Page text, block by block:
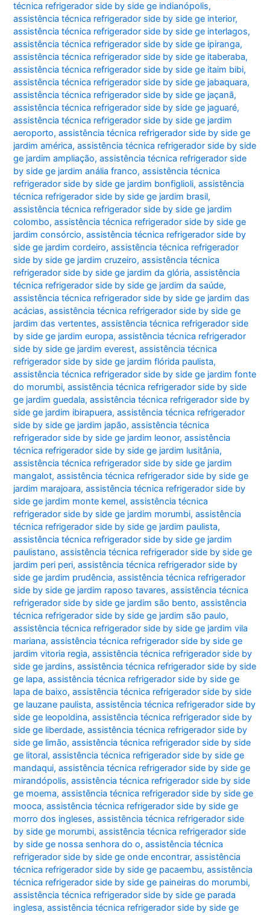
técnica refrigerador side by side ge indianópolis,
assistência técnica refrigerador side by side ge interior,
assistência técnica refrigerador side by side ge interlagos,
assistência técnica refrigerador side by side ge ipiranga,
assistência técnica refrigerador side by side ge itaberaba,
assistência técnica refrigerador side by side ge itaim bibi,
assistência técnica refrigerador side by side ge jabaquara,
assistência técnica refrigerador side by side ge jaçanã,
assistência técnica refrigerador side by side ge jaguaré,
assistência técnica refrigerador side by side ge jardim
aeroporto,assistência técnica refrigerador side by side ge
jardim américa,assistência técnica refrigerador side by side
ge jardim ampliação,assistência técnica refrigerador side
by side ge jardim anália franco,assistência técnica
refrigerador side by side ge jardim bonfiglioli,assistência
técnica refrigerador side by side ge jardim brasil,
assistência técnica refrigerador side by side ge jardim
colombo,assistência técnica refrigerador side by side ge
jardim consórcio,assistência técnica refrigerador side by
side ge jardim cordeiro,assistência técnica refrigerador
side by side ge jardim cruzeiro,assistência técnica
refrigerador side by side ge jardim da glória,assistência
técnica refrigerador side by side ge jardim da saúde,
assistência técnica refrigerador side by side ge jardim das
acácias,assistência técnica refrigerador side by side ge
jardim das vertentes,assistência técnica refrigerador side
by side ge jardim europa,assistência técnica refrigerador
side by side ge jardim everest,assistência técnica
refrigerador side by side ge jardim flórida paulista,
assistência técnica refrigerador side by side ge jardim fonte
do morumbi,assistência técnica refrigerador side by side
ge jardim guedala,assistência técnica refrigerador side by
side ge jardim ibirapuera,assistência técnica refrigerador
side by side ge jardim japão,assistência técnica
refrigerador side by side ge jardim leonor,assistência
técnica refrigerador side by side ge jardim lusitânia,
assistência técnica refrigerador side by side ge jardim
mangalot,assistência técnica refrigerador side by side ge
jardim marajoara,assistência técnica refrigerador side by
side ge jardim monte kemel,assistência técnica
refrigerador side by side ge jardim morumbi,assistência
técnica refrigerador side by side ge jardim paulista,
assistência técnica refrigerador side by side ge jardim
paulistano,assistência técnica refrigerador side by side ge
jardim peri peri,assistência técnica refrigerador side by
side ge jardim prudência,assistência técnica refrigerador
side by side ge jardim raposo tavares,assistência técnica
refrigerador side by side ge jardim são bento,assistência
técnica refrigerador side by side ge jardim são paulo,
assistência técnica refrigerador side by side ge jardim vila
mariana,assistência técnica refrigerador side by side ge
jardim vitoria regia,assistência técnica refrigerador side by
side ge jardins,assistência técnica refrigerador side by side
ge lapa,assistência técnica refrigerador side by side ge
lapa de baixo,assistência técnica refrigerador side by side
ge lauzane paulista,assistência técnica refrigerador side by
side ge leopoldina,assistência técnica refrigerador side by
side ge liberdade,assistência técnica refrigerador side by
side ge limão,assistência técnica refrigerador side by side
ge litoral,assistência técnica refrigerador side by side ge
mandaqui,assistência técnica refrigerador side by side ge
mirandópolis,assistência técnica refrigerador side by side
ge moema,assistência técnica refrigerador side by side ge
mooca,assistência técnica refrigerador side by side ge
morro dos ingleses,assistência técnica refrigerador side
by side ge morumbi,assistência técnica refrigerador side
by side ge nossa senhora do o,assistência técnica
refrigerador side by side ge onde encontrar,assistência
técnica refrigerador side by side ge pacaembu,assistência
técnica refrigerador side by side ge paineiras do morumbi,
assistência técnica refrigerador side by side ge parada
inglesa,assistência técnica refrigerador side by side ge